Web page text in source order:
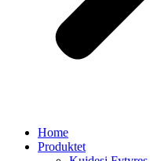
Home
Produktet